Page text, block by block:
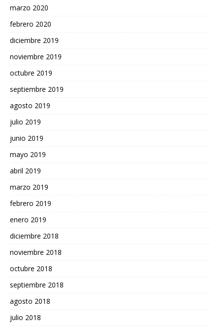
marzo 2020
febrero 2020
diciembre 2019
noviembre 2019
octubre 2019
septiembre 2019
agosto 2019
julio 2019
junio 2019
mayo 2019
abril 2019
marzo 2019
febrero 2019
enero 2019
diciembre 2018
noviembre 2018
octubre 2018
septiembre 2018
agosto 2018
julio 2018